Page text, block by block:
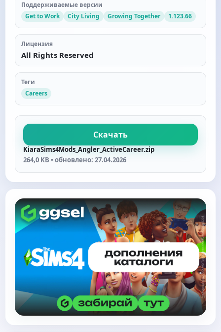
Поддерживаемые версии
Get to Work
City Living Growing Together 1.123.66
Лицензия
All Rights Reserved
Теги
Careers
Скачать
KiaraSims4Mods_Angler_ActiveCareer.zip
264,0 KB • обновлено: 27.04.2026